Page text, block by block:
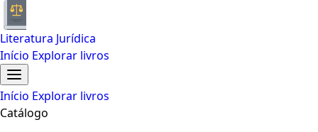
Literatura Jurídica
Início Explorar livros
Início Explorar livros
Catálogo